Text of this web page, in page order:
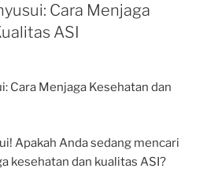
Cara Menjaga
ASI
Cara Menjaga Kesehatan dan
Apakah Anda sedang mencari
kesehatan dan kualitas ASI?